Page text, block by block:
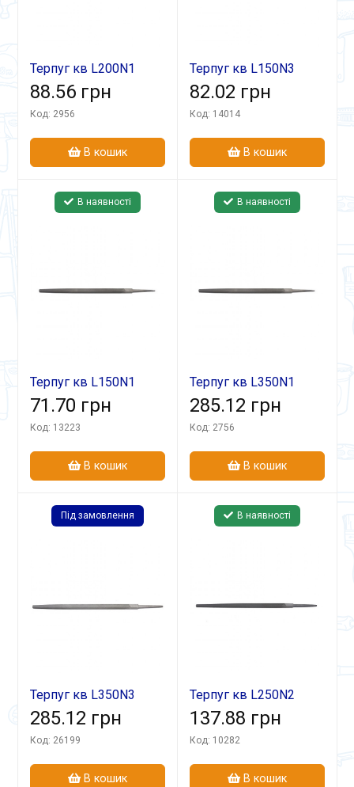
Терпуг кв L200N1
88.56 грн
Код: 2956
В кошик
Терпуг кв L150N3
82.02 грн
Код: 14014
В кошик
В наявності
Терпуг кв L150N1
71.70 грн
Код: 13223
В кошик
В наявності
Терпуг кв L350N1
285.12 грн
Код: 2756
В кошик
Під замовлення
Терпуг кв L350N3
285.12 грн
Код: 26199
В кошик
В наявності
Терпуг кв L250N2
137.88 грн
Код: 10282
В кошик